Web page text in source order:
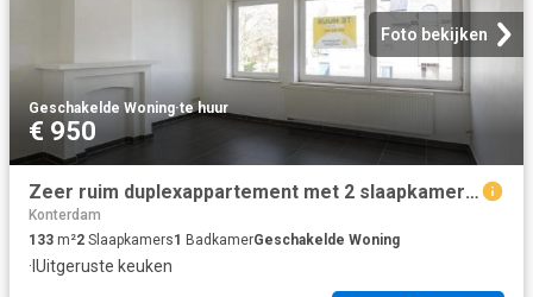
Foto bekijken
Geschakelde Woning·te huur
€ 950
Zeer ruim duplexappartement met 2 slaapkamers te huur te Oostende
Konterdam
133 m²2 Slaapkamers1 BadkamerGeschakelde Woning
· IUitgeruste keuken